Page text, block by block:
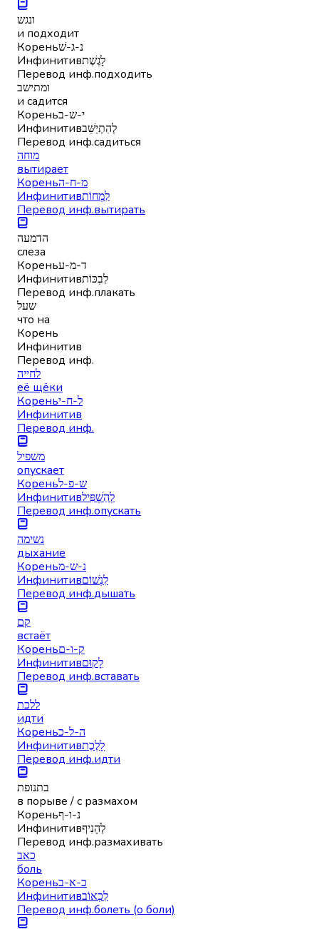
ונגש
и подходит
Кореньנ-ג-שׁ
Инфинитивלָגֶשֶׁת
Перевод инф.подходить
ומתישב
и садится
Кореньי-ש-ב
Инфинитивלְהִתְיַשֵּׁב
Перевод инф.садиться
מוחה
вытирает
Кореньמ-ח-ה
Инфинитивלִמְחוֹת
Перевод инф.вытирать
הדמעה
слеза
Кореньד-מ-ע
Инфинитивלִבְכּוֹת
Перевод инф.плакать
שעל
что на
Корень
Инфинитив
Перевод инф.
לחייה
её щёки
Кореньל-ח-י
Инфинитив
Перевод инф.
משפיל
опускает
Кореньש-פ-ל
Инфинитивלְהַשְׁפִּיל
Перевод инф.опускать
נשימה
дыхание
Кореньנ-ש-מ
Инфинитивלִנְשׁוֹם
Перевод инф.дышать
קם
встаёт
Кореньק-ו-ם
Инфинитивלָקוּם
Перевод инф.вставать
ללכת
идти
Кореньה-ל-כ
Инфинитивלָלֶכֶת
Перевод инф.идти
בתנופת
в порыве / с размахом
Кореньנ-ו-ף
Инфинитивלְהָנִיף
Перевод инф.размахивать
כאב
боль
Кореньכ-א-ב
Инфинитивלִכְאוֹב
Перевод инф.болеть (о боли)